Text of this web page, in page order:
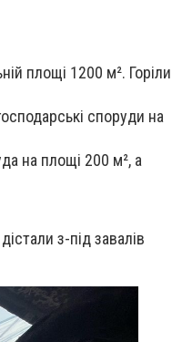
площі 1200 м². Горіли
споруди на
на площі 200 м², а
з-під завалів